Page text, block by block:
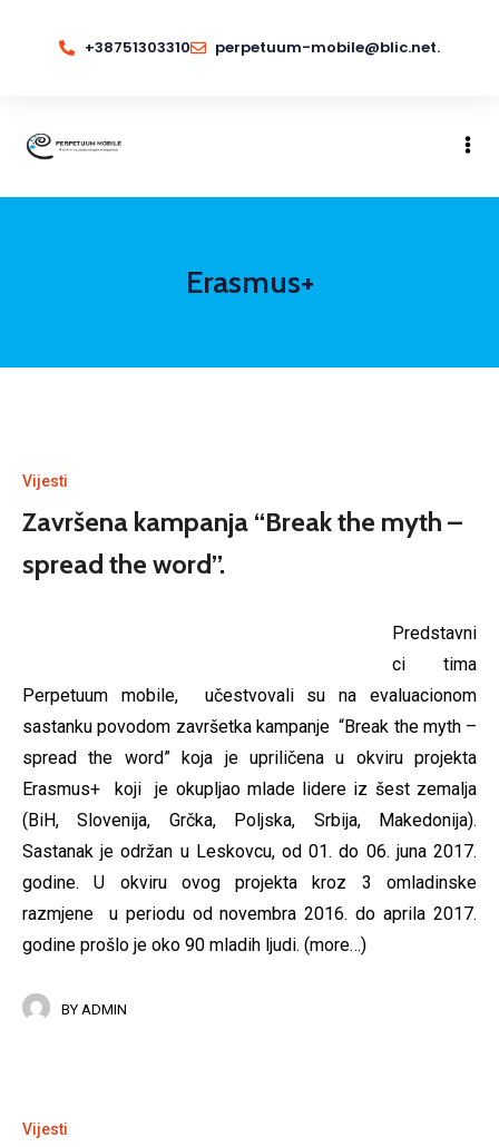
+38751303310 perpetuum-mobile@blic.net.
Erasmus+
Vijesti
Završena kampanja “Break the myth –
spread the word”.
Predstavni
ci tima
Perpetuum mobile, učestvovali su na evaluacionom
sastanku povodom završetka kampanje “Break the myth –
spread the word” koja je upriličena u okviru projekta
Erasmus+ koji je okupljao mlade lidere iz šest zemalja
(BiH, Slovenija, Grčka, Poljska, Srbija, Makedonija).
Sastanak je održan u Leskovcu, od 01. do 06. juna 2017.
godine. U okviru ovog projekta kroz 3 omladinske
razmjene u periodu od novembra 2016. do aprila 2017.
godine prošlo je oko 90 mladih ljudi. (more…)
BY ADMIN
Vijesti